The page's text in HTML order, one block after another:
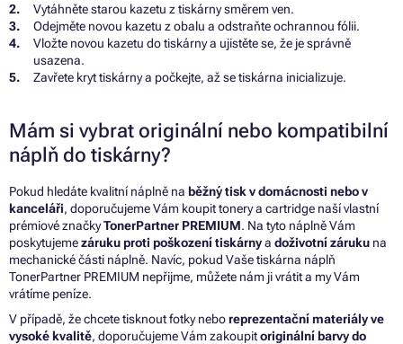
Vytáhněte starou kazetu z tiskárny směrem ven.
Odejměte novou kazetu z obalu a odstraňte ochrannou fólii.
Vložte novou kazetu do tiskárny a ujistěte se, že je správně
usazena.
Zavřete kryt tiskárny a počkejte, až se tiskárna inicializuje.
Mám si vybrat originální nebo kompatibilní
náplň do tiskárny?
Pokud hledáte kvalitní náplně na běžný tisk v domácnosti nebo v
kanceláři, doporučujeme Vám koupit tonery a cartridge naší vlastní
prémiové značkyTonerPartner PREMIUM. Na tyto náplně Vám
poskytujemezáruku proti poškození tiskárnya doživotní záruku na
mechanické části náplně. Navíc, pokud Vaše tiskárna náplň
TonerPartner PREMIUM nepřijme, můžete nám ji vrátit a my Vám
vrátíme peníze.
V případě, že chcete tisknout fotky neboreprezentační materiály ve
vysoké kvalitě, doporučujeme Vám zakoupitoriginální barvy do